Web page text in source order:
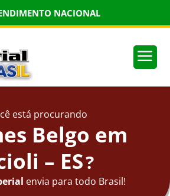
NACIONAL
a
está procurando
Belgo em
– ES?
envia para todo Brasil!